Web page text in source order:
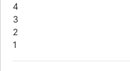
4
3
2
1